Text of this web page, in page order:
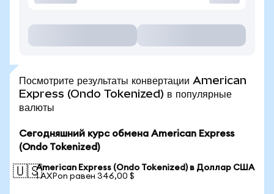
Посмотрите результаты конвертации American
Express (Ondo Tokenized) в популярные
валюты
Сегодняшний курс обмена American Express
(Ondo Tokenized)
🇺🇸American Express (Ondo Tokenized) в Доллар США
1 AXPon равен 346,00 $